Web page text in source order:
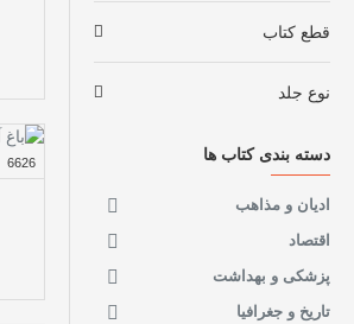
قطع کتاب
نوع جلد
دسته بندی کتاب ها
ادیان و مذاهب
اقتصاد
پزشکی و بهداشت
تاریخ و جغرافیا
6626